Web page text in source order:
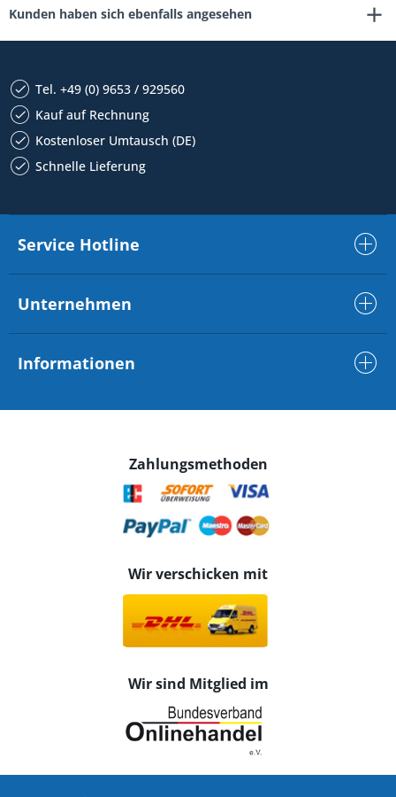
Kunden haben sich ebenfalls angesehen
Tel. +49 (0) 9653 / 929560
Kauf auf Rechnung
Kostenloser Umtausch (DE)
Schnelle Lieferung
Service Hotline
Unternehmen
Informationen
Zahlungsmethoden
Wir verschicken mit
Wir sind Mitglied im